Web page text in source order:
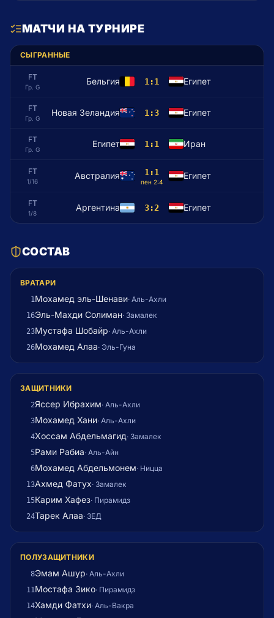
МАТЧИ НА ТУРНИРЕ
СЫГРАННЫЕ
FT
Гр. G
Бельгия 1:1 Египет
FT
Гр. G
Новая Зеландия 1:3 Египет
FT
Гр. G
Египет 1:1 Иран
FT
1/16
Австралия 1:1
пен 2:4
Египет
FT
1/8
Аргентина 3:2 Египет
СОСТАВ
ВРАТАРИ
1Мохамед эль-Шенави· Аль-Ахли
16Эль-Махди Солиман· Замалек
23Мустафа Шобайр· Аль-Ахли
26Мохамед Алаа· Эль-Гуна
ЗАЩИТНИКИ
2Яссер Ибрахим· Аль-Ахли
3Мохамед Хани· Аль-Ахли
4Хоссам Абдельмагид· Замалек
5Рами Рабиа· Аль-Айн
6Мохамед Абдельмонем· Ницца
13Ахмед Фатух· Замалек
15Карим Хафез· Пирамидз
24Тарек Алаа· ЗЕД
ПОЛУЗАЩИТНИКИ
8Эмам Ашур· Аль-Ахли
11Мостафа Зико· Пирамидз
14Хамди Фатхи· Аль-Вакра